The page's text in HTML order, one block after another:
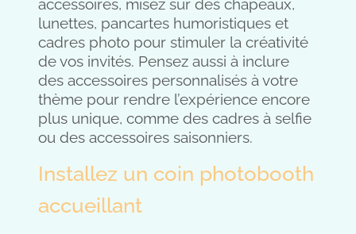
accessoires, misez sur des chapeaux,
lunettes, pancartes humoristiques et
cadres photo pour stimuler la créativité
de vos invités. Pensez aussi à inclure
des accessoires personnalisés à votre
thème pour rendre l’expérience encore
plus unique, comme des cadres à selfie
ou des accessoires saisonniers.
Installez un coin photobooth
accueillant